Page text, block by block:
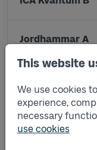
This website
We use cookies
experience,
necessary
use cookies
Jordhammar A
Keramiken A